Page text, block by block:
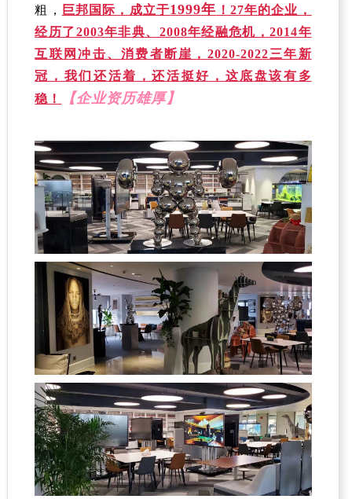
粗，
巨邦国际，成立于1999年 ！27年的企业，
经历了2003年非典、2008年经融危机，2014年
互联网冲击、消费者断崖，2020-2022三年新
冠，我们还活着，还活挺好，这底盘该有多
稳！
【企业资历雄厚】